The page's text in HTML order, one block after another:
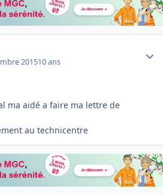
201510 ans
ma aidé a faire ma lettre de
au technicentre